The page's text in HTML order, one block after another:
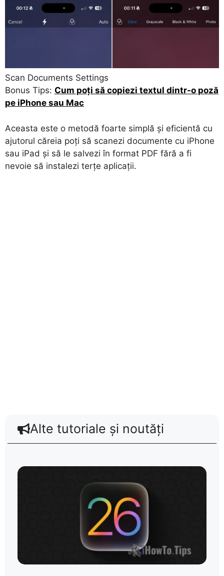
Scan Documents Settings
Bonus Tips: Cum poți să copiezi textul dintr-o poză
pe iPhone sau Mac
Aceasta este o metodă foarte simplă și eficientă cu
ajutorul căreia poți să scanezi documente cu iPhone
sau iPad și să le salvezi în format PDF fără a fi
nevoie să instalezi terțe aplicații.
Alte tutoriale și noutăți